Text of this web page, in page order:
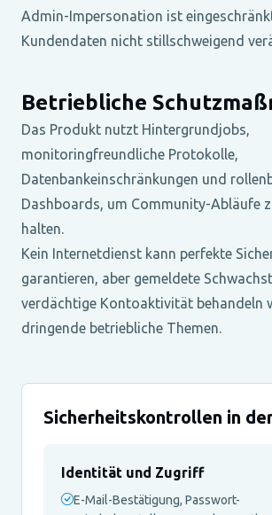
Admin-Impersonation ist
Kundendaten nicht stillschweigend
Betriebliche
Das Produkt nutzt Hintergrundjobs,
monitoringfreundliche Protokolle,
Datenbankeinschränkungen und
Dashboards, um Community-Abläufe
halten.
Kein Internetdienst kann perfekte
garantieren, aber gemeldete
verdächtige Kontoaktivität behandeln
dringende betriebliche Themen.
Sicherheitskontrollen in
Identität und Zugriff
E-Mail-Bestätigung, Passwort-